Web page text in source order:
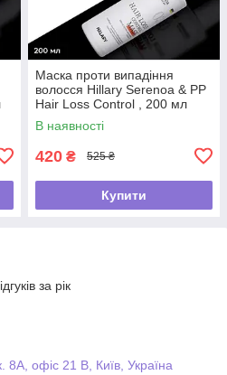
Маска проти випадіння
волосся Hillary Serenoa & РР
Hair Loss Control , 200 мл
В наявності
420 ₴ 525 ₴
Купити
за рік
8А, офіс 21 В, Київ, Україна